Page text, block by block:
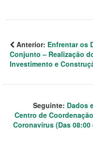
Anterior: Enfrentar os
Conjunto – Realização
Investimento e
Seguinte: Dados
Centro de
Coronavírus (Das